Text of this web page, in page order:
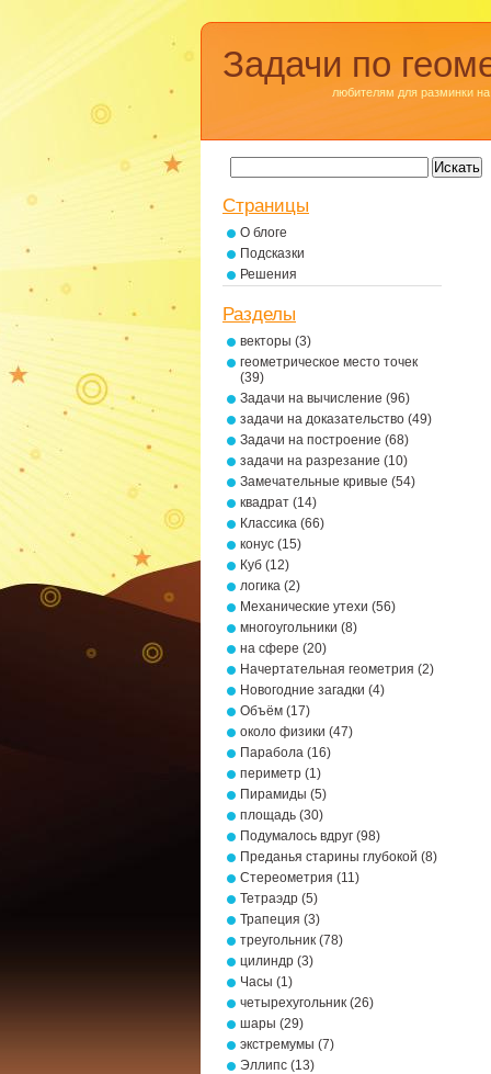
Задачи по
любителям для разминки на
Страницы
О блоге
Подсказки
Решения
Разделы
векторы (3)
геометрическое место точек
(39)
Задачи на вычисление (96)
задачи на доказательство (49)
Задачи на построение (68)
задачи на разрезание (10)
Замечательные кривые (54)
квадрат (14)
Классика (66)
конус (15)
Куб (12)
логика (2)
Механические утехи (56)
многоугольники (8)
на сфере (20)
Начертательная геометрия (2)
Новогодние загадки (4)
Объём (17)
около физики (47)
Парабола (16)
периметр (1)
Пирамиды (5)
площадь (30)
Подумалось вдруг (98)
Преданья старины глубокой (8)
Стереометрия (11)
Тетраэдр (5)
Трапеция (3)
треугольник (78)
цилиндр (3)
Часы (1)
четырехугольник (26)
шары (29)
экстремумы (7)
Эллипс (13)